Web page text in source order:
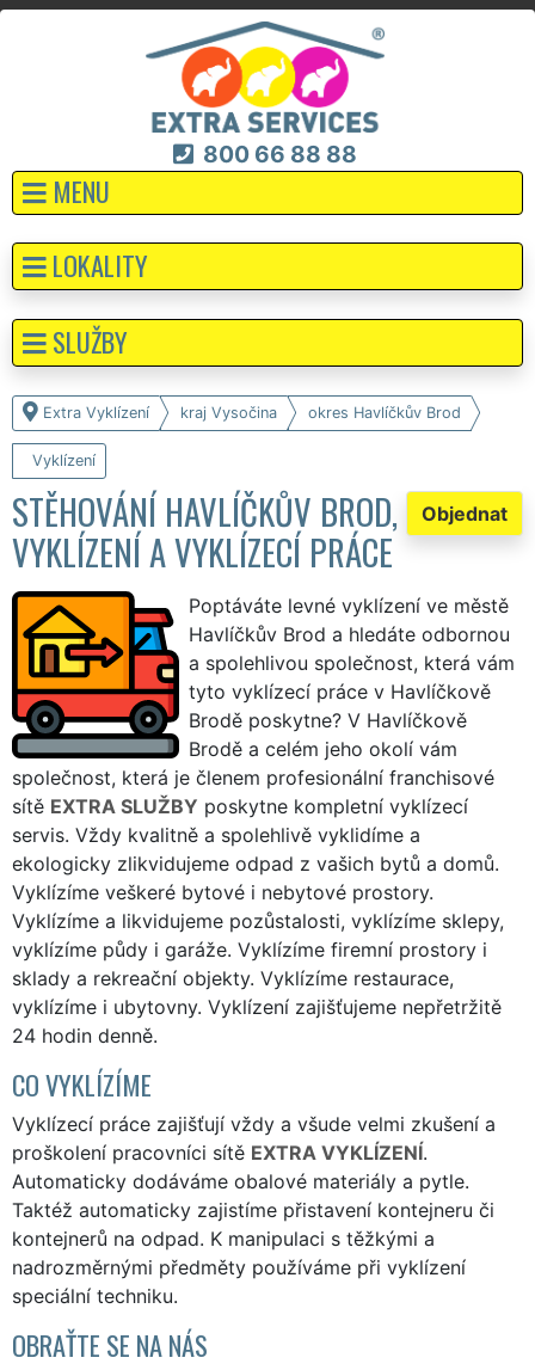
800 66 88 88
MENU
Extra Vyklízení kraj Vysočina okres Havlíčkův Brod
Vyklízení
Objednat
STĚHOVÁNÍ HAVLÍČKŮV BROD,
VYKLÍZENÍ A VYKLÍZECÍ PRÁCE
Poptáváte levné vyklízení ve městě
Havlíčkův Brod a hledáte odbornou
a spolehlivou společnost, která vám
tyto vyklízecí práce v Havlíčkově
Brodě poskytne? V Havlíčkově
Brodě a celém jeho okolí vám
společnost, která je členem profesionální franchisové
sítě EXTRA SLUŽBY poskytne kompletní vyklízecí
servis. Vždy kvalitně a spolehlivě vyklidíme a
ekologicky zlikvidujeme odpad z vašich bytů a domů.
Vyklízíme veškeré bytové i nebytové prostory.
Vyklízíme a likvidujeme pozůstalosti, vyklízíme sklepy,
vyklízíme půdy i garáže. Vyklízíme firemní prostory i
sklady a rekreační objekty. Vyklízíme restaurace,
vyklízíme i ubytovny. Vyklízení zajišťujeme nepřetržitě
24 hodin denně.
CO VYKLÍZÍME
Vyklízecí práce zajišťují vždy a všude velmi zkušení a
proškolení pracovníci sítě EXTRA VYKLÍZENÍ.
Automaticky dodáváme obalové materiály a pytle.
Taktéž automaticky zajistíme přistavení kontejneru či
kontejnerů na odpad. K manipulaci s těžkými a
nadrozměrnými předměty používáme při vyklízení
speciální techniku.
OBRAŤTE SE NA NÁS
LOKALITY
SLUŽBY